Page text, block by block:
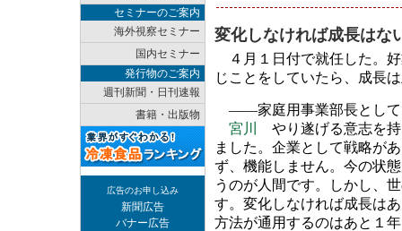
セミナーのご案内
海外視察セミナー
国内セミナー
発行物のご案内
週刊新聞・日刊速報
書籍・出版物
広告のお申し込み
新聞広告
バナー広告
変化しなければ成長はな
４月１日付で就任した。
じことをしていたら、成長
――家庭用事業部長として
宮川
やり遂げる意志を持
ました。企業として戦略が
ず、機能しません。今の状
うのが人間です。しかし、
す。変化しなければ成長は
方法が通用するのはあと１